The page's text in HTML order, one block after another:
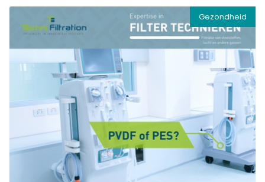
Gezondheid